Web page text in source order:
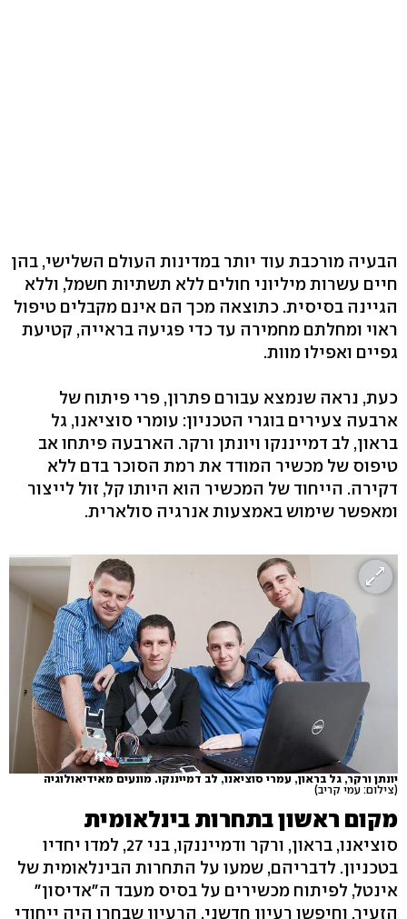
הבעיה מורכבת עוד יותר במדינות העולם השלישי, בהן
חיים עשרות מיליוני חולים ללא תשתיות חשמל, וללא
הגיינה בסיסית. כתוצאה מכך הם אינם מקבלים טיפול
ראוי ומחלתם מחמירה עד כדי פגיעה בראייה, קטיעת
גפיים ואפילו מוות.
כעת, נראה שנמצא עבורם פתרון, פרי פיתוח של
ארבעה צעירים בוגרי הטכניון: עומרי סוציאנו, גל
בראון, לב דמייננקו ויונתן ורקר. הארבעה פיתחו אב
טיפוס של מכשיר המודד את רמת הסוכר בדם ללא
דקירה. הייחוד של המכשיר הוא היותו קל, זול לייצור
ומאפשר שימוש באמצעות אנרגיה סולארית.
יונתן ורקר, גל בראון, עמרי סוציאנו, לב דמייננקו. מונעים מאידיאולוגיה
(צילום: עמי קריב)
מקום ראשון בתחרות בינלאומית
סוציאנו, בראון, ורקר ודמייננקו, בני 27, למדו יחדיו
בטכניון. לדבריהם, שמעו על התחרות הבינלאומית של
אינטל, לפיתוח מכשירים על בסיס מעבד ה"אדיסון"
הזעיר, וחיפשו רעיון חדשני. הרעיון שבחרו היה ייחודי